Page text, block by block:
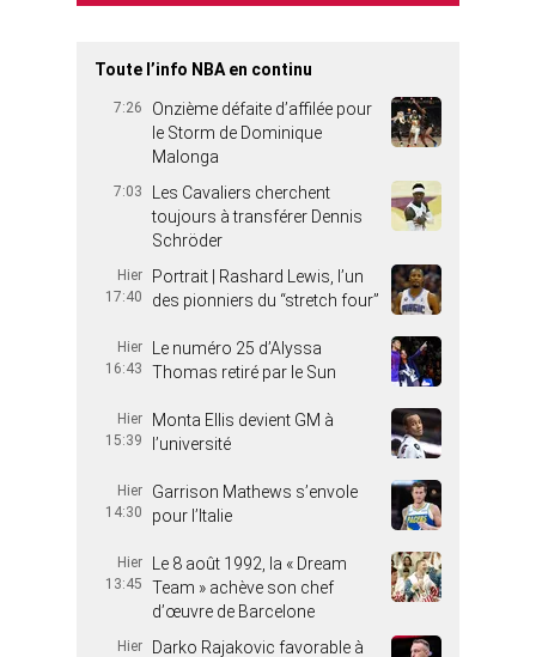
Toute l’info NBA en continu
7:26
Onzième défaite d’affilée pour
le Storm de Dominique
Malonga
7:03
Les Cavaliers cherchent
toujours à transférer Dennis
Schröder
Hier
17:40
Portrait | Rashard Lewis, l’un
des pionniers du “stretch four”
Hier
16:43
Le numéro 25 d’Alyssa
Thomas retiré par le Sun
Hier
15:39
Monta Ellis devient GM à
l’université
Hier
14:30
Garrison Mathews s’envole
pour l’Italie
Hier
13:45
Le 8 août 1992, la « Dream
Team » achève son chef
d’œuvre de Barcelone
Hier
Darko Rajakovic favorable à